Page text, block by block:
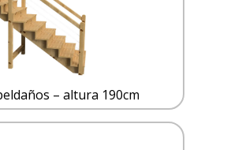
– altura 190cm